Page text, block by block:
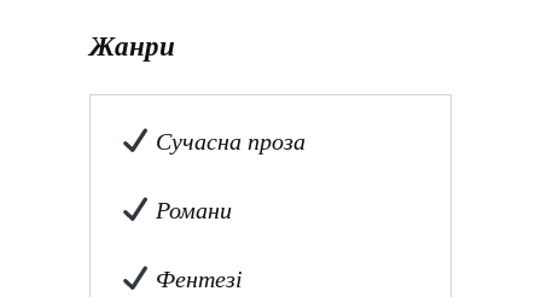
Жанри
Сучасна проза
Романи
Фентезі